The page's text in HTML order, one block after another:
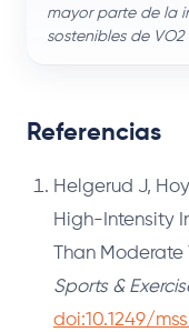
mayor parte de la
sostenibles de VO2
Referencias
Helgerud J,
High-Intensity
Than Moderate
Sports &
doi:10.1249/